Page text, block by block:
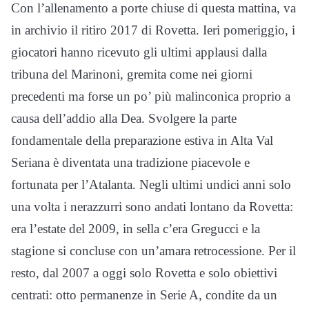
Con l’allenamento a porte chiuse di questa mattina, va
in archivio il ritiro 2017 di Rovetta. Ieri pomeriggio, i
giocatori hanno ricevuto gli ultimi applausi dalla
tribuna del Marinoni, gremita come nei giorni
precedenti ma forse un po’ più malinconica proprio a
causa dell’addio alla Dea. Svolgere la parte
fondamentale della preparazione estiva in Alta Val
Seriana è diventata una tradizione piacevole e
fortunata per l’Atalanta. Negli ultimi undici anni solo
una volta i nerazzurri sono andati lontano da Rovetta:
era l’estate del 2009, in sella c’era Gregucci e la
stagione si concluse con un’amara retrocessione. Per il
resto, dal 2007 a oggi solo Rovetta e solo obiettivi
centrati: otto permanenze in Serie A, condite da un